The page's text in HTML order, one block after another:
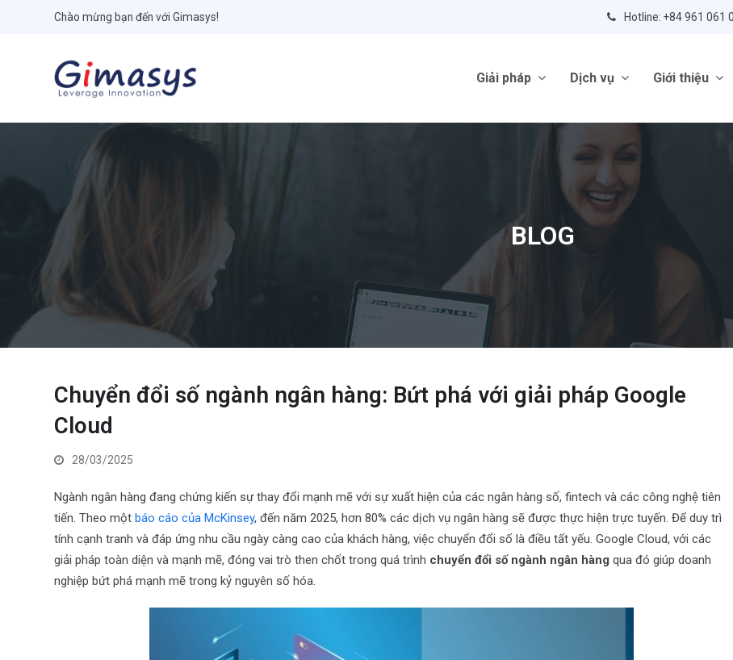
Chào mừng bạn đến với Gimasys! Hotline: +84 961 061
Giải pháp Dịch vụ Giới thiệu
BLOG
Chuyển đổi số ngành ngân hàng: Bứt phá với giải pháp Google
Cloud
28/03/2025
Ngành ngân hàng đang chứng kiến sự thay đổi mạnh mẽ với sự xuất hiện của các ngân hàng số, fintech và các công nghệ tiên
tiến. Theo mộtbáo cáo của McKinsey, đến năm 2025, hơn 80% các dịch vụ ngân hàng sẽ được thực hiện trực tuyến. Để duy trì
tính cạnh tranh và đáp ứng nhu cầu ngày càng cao của khách hàng, việc chuyển đổi số là điều tất yếu. Google Cloud, với các
giải pháp toàn diện và mạnh mẽ, đóng vai trò then chốt trong quá trình chuyển đổi số ngành ngân hàng qua đó giúp doanh
nghiệp bứt phá mạnh mẽ trong kỷ nguyên số hóa.